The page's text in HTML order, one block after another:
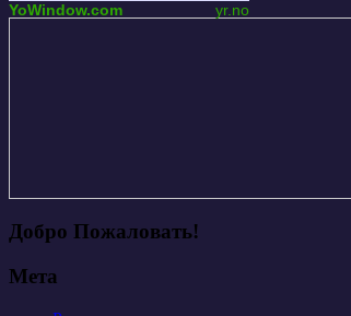
YoWindow.com yr.no
Добро Пожаловать!
Мета